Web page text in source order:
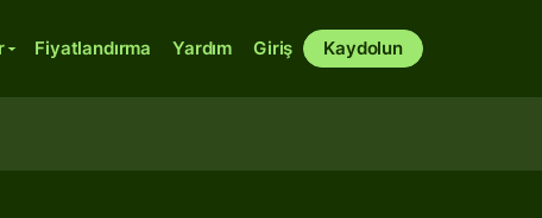
Fiyatlandırma Yardım Giriş Kaydolun